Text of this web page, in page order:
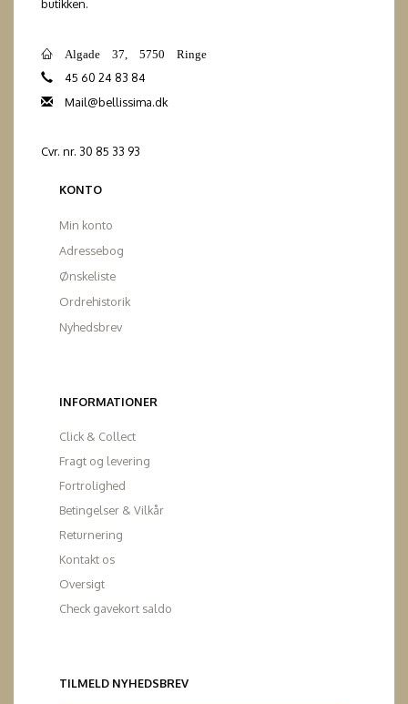
butikken.
Algade 37, 5750 Ringe
45 60 24 83 84
Mail@bellissima.dk
Cvr. nr. 30 85 33 93
KONTO
Min konto
Adressebog
Ønskeliste
Ordrehistorik
Nyhedsbrev
INFORMATIONER
Click & Collect
Fragt og levering
Fortrolighed
Betingelser & Vilkår
Returnering
Kontakt os
Oversigt
Check gavekort saldo
TILMELD NYHEDSBREV